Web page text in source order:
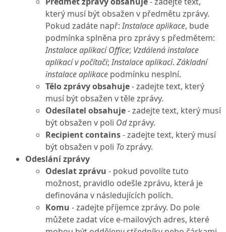
který musí být obsažen v předmětu zprávy.
Pokud zadáte např:Instalace aplikace, bude
podmínka splněna pro zprávy s předmětem:
Instalace aplikací Office; Vzdálená instalace
aplikací v počítači;Instalace aplikací. Základní
instalace aplikace podmínku nesplní.
Tělo zprávy obsahuje- zadejte text, který
musí být obsažen v těle zprávy.
Odesílatel obsahuje- zadejte text, který musí
být obsažen v poli Odzprávy.
Recipient contains- zadejte text, který musí
být obsažen v poli Tozprávy.
Odeslání zprávy
Odeslat zprávu - pokud povolíte tuto
možnost, pravidlo odešle zprávu, která je
definována v následujících polích.
Komu - zadejte příjemce zprávy. Do pole
můžete zadat více e-mailových adres, které